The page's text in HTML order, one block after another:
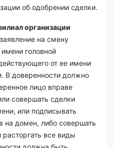
об одобрении сделки.
организации
на смену
головной
от ее имени
В доверенности должно
лицо вправе
совершать сделки
или подписывать
на домен, либо совершать
все виды